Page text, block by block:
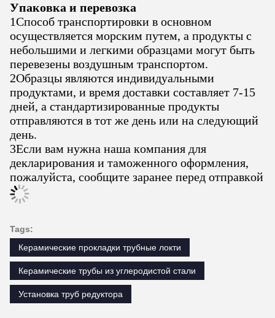
Упаковка и перевозка
1Способ транспортировки в основном
осуществляется морским путем, а продукты с
небольшими и легкими образцами могут быть
перевезены воздушным транспортом.
2Образцы являются индивидуальными
продуктами, и время доставки составляет 7-15
дней, а стандартизированные продукты
отправляются в тот же день или на следующий
день.
3Если вам нужна наша компания для
декларирования и таможенного оформления,
пожалуйста, сообщите заранее перед отправкой
Tags:
Керамические прокладки трубные локти
Керамические трубы из углеродистой стали
Установка труб редуктора